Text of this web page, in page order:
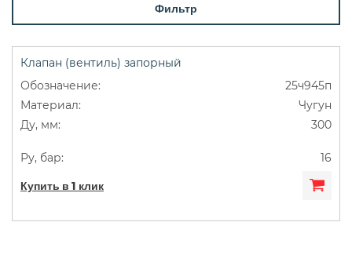
15с65нж 15с65нж ду50
15с65п 15с68нж pn25 Для воды
ДУ50
Фланцевые
Фильтр
Клапан (вентиль) запорный
25ч945п
Чугун
300
16
Купить в 1 клик